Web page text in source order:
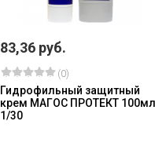
83,36 руб.
(0)
Гидрофильный защитный
крем МАГОС ПРОТЕКТ
1/30